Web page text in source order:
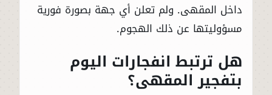
داخل المقهى. ولم تعلن أي جهة بصورة فورية
مسؤوليتها عن ذلك الهجوم.
هل ترتبط انفجارات اليوم
بتفجير المقهى؟